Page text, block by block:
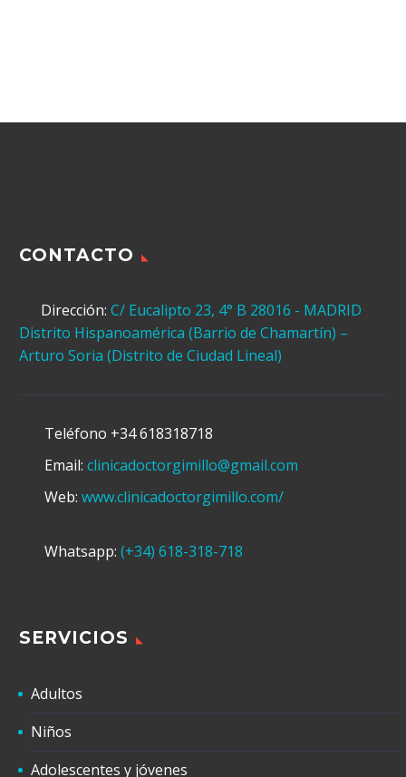
CONTACTO
Dirección: C/ Eucalipto 23, 4° B 28016 - MADRID
Distrito Hispanoamérica (Barrio de Chamartín) –
Arturo Soria (Distrito de Ciudad Lineal)
Teléfono +34 618318718
Email: clinicadoctorgimillo@gmail.com
Web: www.clinicadoctorgimillo.com/
Whatsapp: (+34) 618-318-718
SERVICIOS
Adultos
Niños
Adolescentes y jóvenes